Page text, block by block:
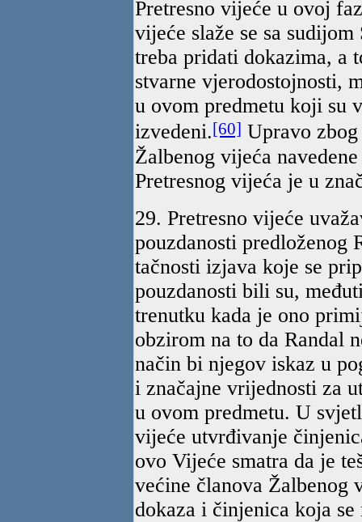
Pretresno vijeće u ovoj
vijeće slaže se sa
treba pridati dokazima, a
stvarne vjerodostojnosti,
u ovom predmetu koji su
izvedeni.[60] Upravo
Žalbenog vijeća
Pretresnog vijeća je u
29. Pretresno vijeće
pouzdanosti predloženog
tačnosti izjava koje se
pouzdanosti bili su,
trenutku kada je ono
obzirom na to da Randal
način bi njegov iskaz u
i značajne vrijednosti za
u ovom predmetu. U
vijeće utvrđivanje
ovo Vijeće smatra da je
većine članova Žalbenog
dokaza i činjenica koja